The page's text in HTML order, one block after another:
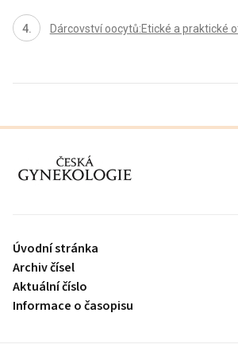
Dárcovství oocytů:Etické a praktické
proLékaře.cz
Úvodní stránka
Archiv čísel
Aktuální číslo
Informace o časopisu